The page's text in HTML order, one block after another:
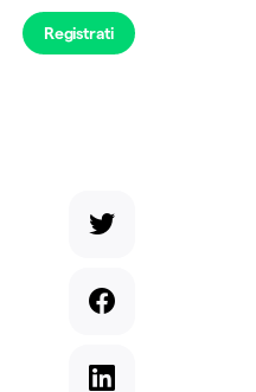
Registrati